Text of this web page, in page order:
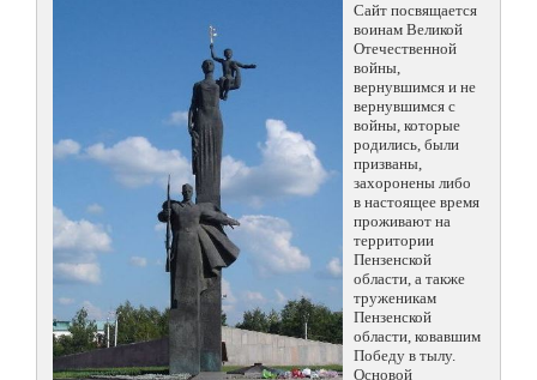
Сайт посвящается
воинам Великой
Отечественной
войны,
вернувшимся и не
вернувшимся с
войны, которые
родились, были
призваны,
захоронены либо
в настоящее время
проживают на
территории
Пензенской
области, а также
труженикам
Пензенской
области, ковавшим
Победу в тылу.
Основой